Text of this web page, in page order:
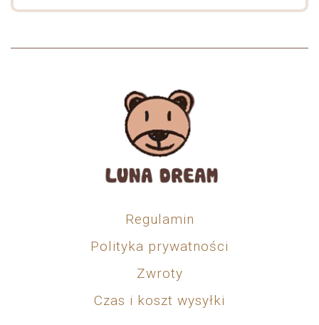
Regulamin
Polityka prywatności
Zwroty
Czas i koszt wysyłki